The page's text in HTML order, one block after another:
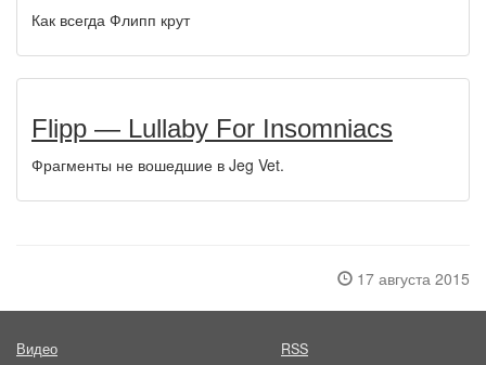
Как всегда Флипп крут
Flipp — Lullaby For Insomniacs
Фрагменты не вошедшие в Jeg Vet.
17 августа 2015
Видео RSS